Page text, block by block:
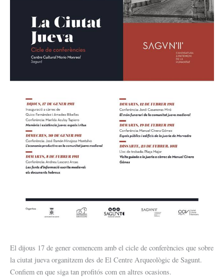
El dijous 17 de gener comencem amb el cicle de conferències que sobre
la ciutat jueva organitzem des de El Centre Arqueològic de Sagunt.
Confiem en que siga tan profitós com en altres ocasions.